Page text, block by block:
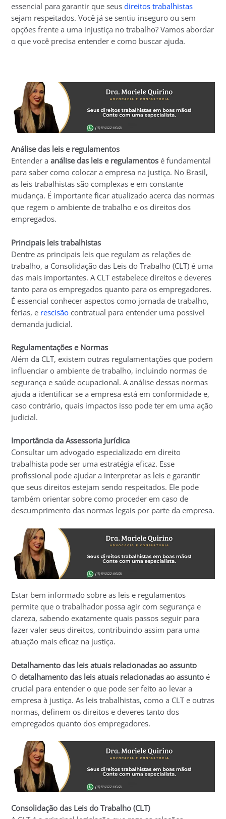
essencial para garantir que seusdireitos trabalhistas
sejam respeitados. Você já se sentiu inseguro ou sem
opções frente a uma injustiça no trabalho? Vamos abordar
o que você precisa entender e como buscar ajuda.
Análise das leis e regulamentos
Entender aanálise das leis e regulamentos é fundamental
para saber como colocar a empresa na justiça. No Brasil,
as leis trabalhistas são complexas e em constante
mudança. É importante ficar atualizado acerca das normas
que regem o ambiente de trabalho e os direitos dos
empregados.
Principais leis trabalhistas
Dentre as principais leis que regulam as relações de
trabalho, a Consolidação das Leis do Trabalho (CLT) é uma
das mais importantes. A CLT estabelece direitos e deveres
tanto para os empregados quanto para os empregadores.
É essencial conhecer aspectos como jornada de trabalho,
férias, e rescisão contratual para entender uma possível
demanda judicial.
Regulamentações e Normas
Além da CLT, existem outras regulamentações que podem
influenciar o ambiente de trabalho, incluindo normas de
segurança e saúde ocupacional. A análise dessas normas
ajuda a identificar se a empresa está em conformidade e,
caso contrário, quais impactos isso pode ter em uma ação
judicial.
Importância da Assessoria Jurídica
Consultar um advogado especializado em direito
trabalhista pode ser uma estratégia eficaz. Esse
profissional pode ajudar a interpretar as leis e garantir
que seus direitos estejam sendo respeitados. Ele pode
também orientar sobre como proceder em caso de
descumprimento das normas legais por parte da empresa.
Estar bem informado sobre as leis e regulamentos
permite que o trabalhador possa agir com segurança e
clareza, sabendo exatamente quais passos seguir para
fazer valer seus direitos, contribuindo assim para uma
atuação mais eficaz na justiça.
Detalhamento das leis atuais relacionadas ao assunto
Odetalhamento das leis atuais relacionadas ao assunto é
crucial para entender o que pode ser feito ao levar a
empresa à justiça. As leis trabalhistas, como a CLT e outras
normas, definem os direitos e deveres tanto dos
empregados quanto dos empregadores.
Consolidação das Leis do Trabalho (CLT)